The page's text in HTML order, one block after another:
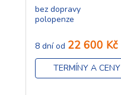
bez dopravy
polopenze
8 dní od 22 600 Kč
TERMÍNY A CENY